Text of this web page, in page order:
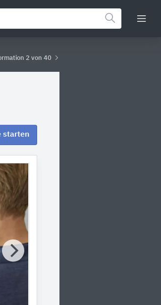
2 von 40
starten